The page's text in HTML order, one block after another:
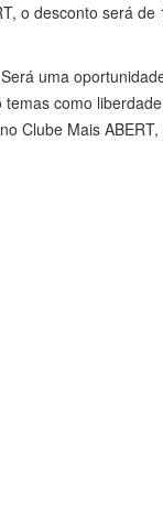
o desconto será
uma
como
Clube Mais